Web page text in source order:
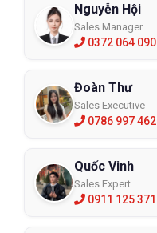
Nguyễn Hội
Sales Manager
0372 064 090
Đoàn Thư
Sales Executive
0786 997 462
Quốc Vinh
Sales Expert
0911 125 371